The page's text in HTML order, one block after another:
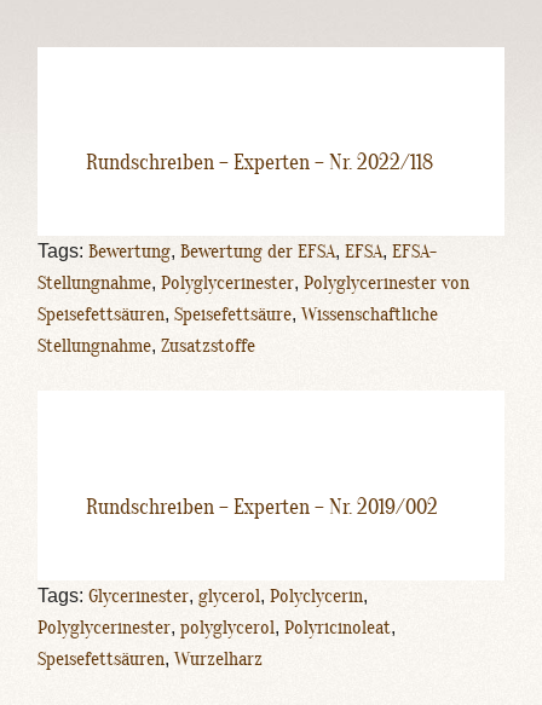
Rundschreiben – Experten – Nr. 2022/118
Tags: Bewertung, Bewertung der EFSA, EFSA, EFSA-
Stellungnahme, Polyglycerinester, Polyglycerinester von
Speisefettsäuren, Speisefettsäure,Wissenschaftliche
Stellungnahme, Zusatzstoffe
Rundschreiben – Experten – Nr. 2019/002
Tags: Glycerinester, glycerol, Polyclycerin,
Polyglycerinester, polyglycerol, Polyricinoleat,
Speisefettsäuren,Wurzelharz